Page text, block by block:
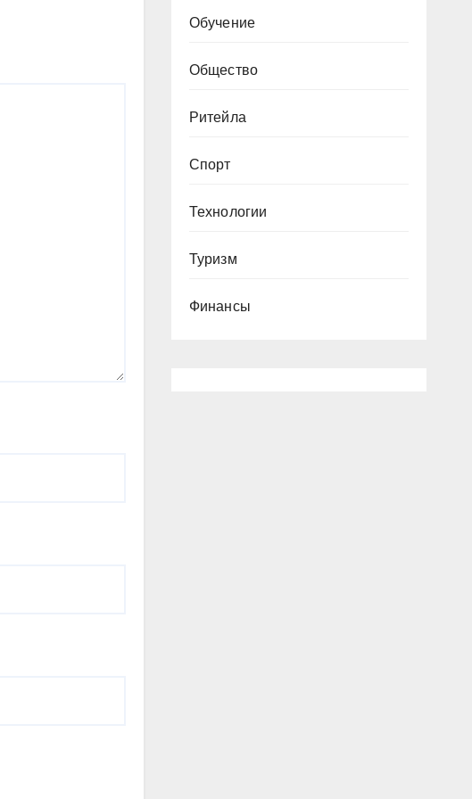
Обучение
Общество
Ритейла
Спорт
Технологии
Туризм
Финансы